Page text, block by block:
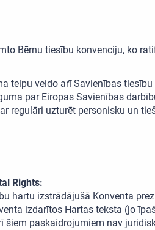
Bērnu tiesību konvenciju, ko
telpu veido arī Savienības
par Eiropas Savienības
regulāri uzturēt personisku un
Rights:
hartu izstrādājušā Konventa
izdarītos Hartas teksta (jo
paskaidrojumiem nav